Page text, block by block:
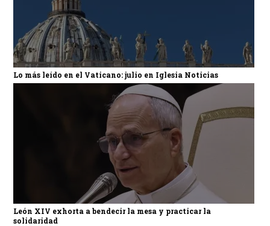
Lo más leído en el Vaticano: julio en Iglesia Noticias
León XIV exhorta a bendecir la mesa y practicar la
solidaridad